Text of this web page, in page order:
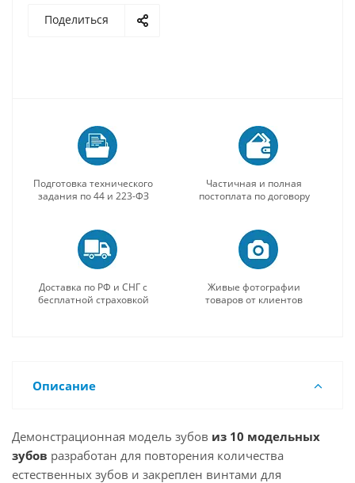
Поделиться
Подготовка технического
задания по 44 и 223-ФЗ
Частичная и полная
постоплата по договору
Доставка по РФ и СНГ с
бесплатной страховкой
Живые фотографии
товаров от клиентов
Описание
Демонстрационная модель зубов из 10 модельных
зубов разработан для повторения количества
естественных зубов и закреплен винтами для